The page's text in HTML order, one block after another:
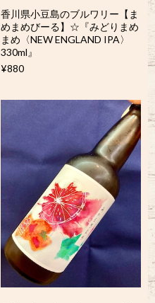
香川県小豆島のブルワリー【ま
めまめびーる】☆『みどりまめ
まめ〈NEW ENGLAND IPA〉
330ml』
¥880